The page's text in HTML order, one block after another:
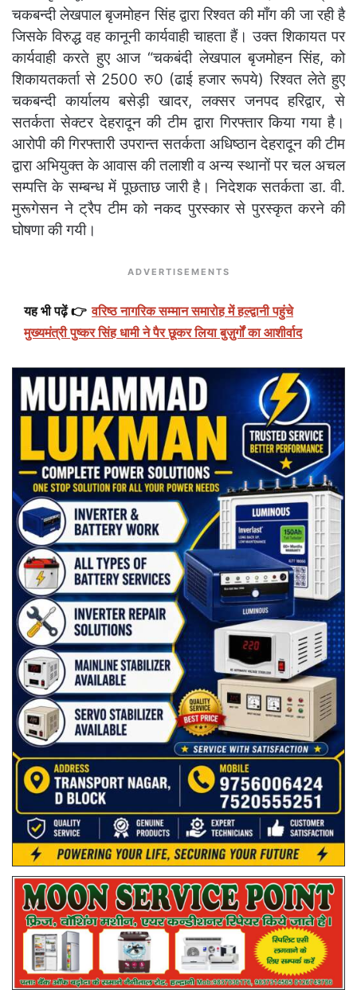
चकबन्दी लेखपाल बृजमोहन सिंह द्वारा रिश्वत की माँग की जा रही है
जिसके विरुद्ध वह कानूनी कार्यवाही चाहता हैं। उक्त शिकायत पर
कार्यवाही करते हुए आज “चकबंदी लेखपाल बृजमोहन सिंह, को
शिकायतकर्ता से 2500 रु0 (ढाई हजार रूपये) रिश्वत लेते हुए
चकबन्दी कार्यालय बसेड़ी खादर, लक्सर जनपद हरिद्वार, से
सतर्कता सेक्टर देहरादून की टीम द्वारा गिरफ्तार किया गया है।
आरोपी की गिरफ्तारी उपरान्त सतर्कता अधिष्ठान देहरादून की टीम
द्वारा अभियुक्त के आवास की तलाशी व अन्य स्थानों पर चल अचल
सम्पत्ति के सम्बन्ध में पूछताछ जारी है। निदेशक सतर्कता डा. वी.
मुरूगेसन ने ट्रैप टीम को नकद पुरस्कार से पुरस्कृत करने की
घोषणा की गयी।
ADVERTISEMENTS
यह भी पढ़ें 👉 वरिष्ठ नागरिक सम्मान समारोह में हल्द्वानी पहुंचे
मुख्यमंत्री पुष्कर सिंह धामी ने पैर छूकर लिया बुज़ुर्गों का आशीर्वाद